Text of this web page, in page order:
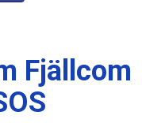
Fjällcom